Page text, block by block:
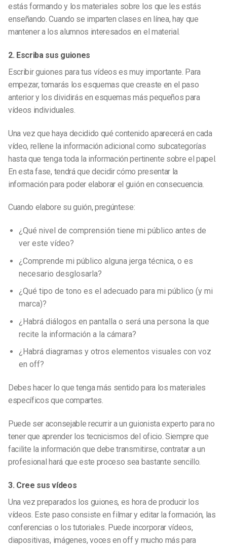
estás formando y los materiales sobre los que les estás
enseñando. Cuando se imparten clases en línea, hay que
mantener a los alumnos interesados en el material.
2. Escriba sus guiones
Escribir guiones para tus vídeos es muy importante. Para
empezar, tomarás los esquemas que creaste en el paso
anterior y los dividirás en esquemas más pequeños para
vídeos individuales.
Una vez que haya decidido qué contenido aparecerá en cada
vídeo, rellene la información adicional como subcategorías
hasta que tenga toda la información pertinente sobre el papel.
En esta fase, tendrá que decidir cómo presentar la
información para poder elaborar el guión en consecuencia.
Cuando elabore su guión, pregúntese:
¿Qué nivel de comprensión tiene mi público antes de
ver este vídeo?
¿Comprende mi público alguna jerga técnica, o es
necesario desglosarla?
¿Qué tipo de tono es el adecuado para mi público (y mi
marca)?
¿Habrá diálogos en pantalla o será una persona la que
recite la información a la cámara?
¿Habrá diagramas y otros elementos visuales con voz
en off?
Debes hacer lo que tenga más sentido para los materiales
específicos que compartes.
Puede ser aconsejable recurrir a un guionista experto para no
tener que aprender los tecnicismos del oficio. Siempre que
facilite la información que debe transmitirse, contratar a un
profesional hará que este proceso sea bastante sencillo.
3. Cree sus vídeos
Una vez preparados los guiones, es hora de producir los
vídeos. Este paso consiste en filmar y editar la formación, las
conferencias o los tutoriales. Puede incorporar vídeos,
diapositivas, imágenes, voces en off y mucho más para